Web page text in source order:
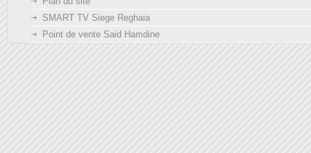
SMART TV Siege Reghaia
Point de vente Said Hamdine